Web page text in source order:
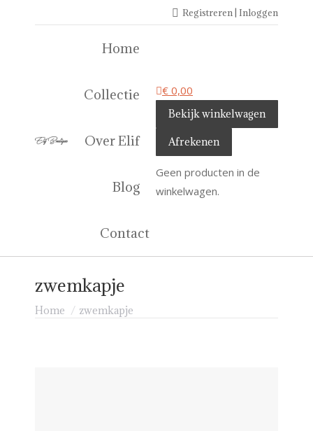
Registreren | Inloggen
Home
Collectie
Over Elif
Blog
Contact
€ 0,00
Bekijk winkelwagen
Afrekenen
Geen producten in de
winkelwagen.
zwemkapje
Je bent hier:
Home zwemkapje